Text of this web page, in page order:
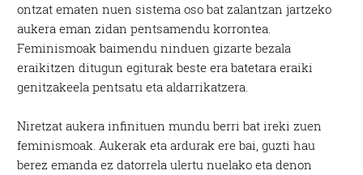
ontzat ematen nuen sistema oso bat zalantzan jartzeko
aukera eman zidan pentsamendu korrontea.
Feminismoak baimendu ninduen gizarte bezala
eraikitzen ditugun egiturak beste era batetara eraiki
genitzakeela pentsatu eta aldarrikatzera.
Niretzat aukera infinituen mundu berri bat ireki zuen
feminismoak. Aukerak eta ardurak ere bai, guzti hau
berez emanda ez datorrela ulertu nuelako eta denon